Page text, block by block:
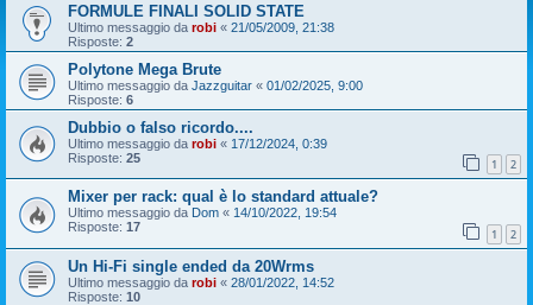
FORMULE FINALI SOLID STATE
Ultimo messaggio da robi « 21/05/2009, 21:38
Risposte: 2
Polytone Mega Brute
Ultimo messaggio da Jazzguitar « 01/02/2025, 9:00
Risposte: 6
Dubbio o falso ricordo....
Ultimo messaggio da robi « 17/12/2024, 0:39
Risposte: 25 1 2
Mixer per rack: qual è lo standard attuale?
Ultimo messaggio da Dom « 14/10/2022, 19:54
Risposte: 17 1 2
Un Hi-Fi single ended da 20Wrms
Ultimo messaggio da robi « 28/01/2022, 14:52
Risposte: 10